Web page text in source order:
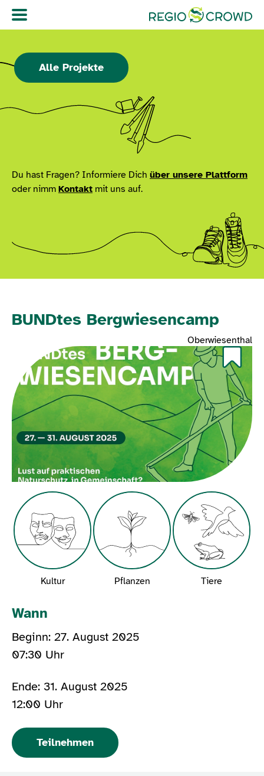
Navigation überspringen
Alle Projekte
Du hast Fragen? Informiere Dich über unsere Plattform
oder nimm Kontakt mit uns auf.
BUNDtes Bergwiesencamp
Oberwiesenthal
Kultur Pflanzen Tiere
Wann
Beginn: 27. August 2025
07:30 Uhr
Ende: 31. August 2025
12:00 Uhr
Teilnehmen